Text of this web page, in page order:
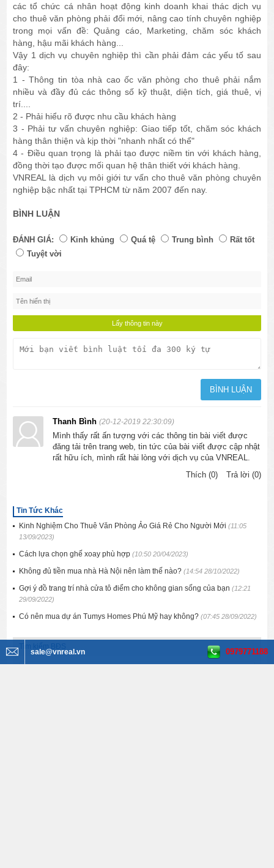
các tổ chức cá nhân hoạt động kinh doanh khai thác dịch vụ
cho thuê văn phòng phải đổi mới, nâng cao tính chuyên nghiệp
trong mọi vấn đề: Quảng cáo, Marketing, chăm sóc khách
hàng, hậu mãi khách hàng...
Vậy 1 dịch vụ chuyên nghiệp thì cần phải đảm các yếu tố sau
đây:
1 - Thông tin tòa nhà cao ốc văn phòng cho thuê phải nắm
nhiều và đầy đủ các thông số kỹ thuật, diện tích, giá thuê, vị
trí....
2 - Phải hiểu rõ được nhu cầu khách hàng
3 - Phải tư vấn chuyên nghiệp: Giao tiếp tốt, chăm sóc khách
hàng thân thiện và kịp thời "nhanh nhất có thể"
4 - Điều quan trọng là phải tạo được niềm tin với khách hàng,
đồng thời tạo được mối quan hệ thân thiết với khách hàng.
VNREAL là dịch vụ môi giới tư vấn cho thuê văn phòng chuyên
nghiệp bậc nhất tại TPHCM từ năm 2007 đến nay.
BÌNH LUẬN
ĐÁNH GIÁ: Kinh khủng Quá tệ Trung bình
Rất tốt
Tuyệt vời
Thanh Bình(20-12-2019 22:30:09)
Mình thấy rất ấn tượng với các thông tin bài viết được
đăng tải trên trang web, tin tức của bài viết được cập nhật
rất hữu ích, mình rất hài lòng với dịch vụ của VNREAL.
Thích (0)
Trả lời (0)
Tin Tức Khác
Kinh Nghiệm Cho Thuê Văn Phòng Ảo Giá Rẻ Cho Người Mới(11:05
13/09/2023)
Cách lựa chọn ghế xoay phù hợp(10:50 20/04/2023)
Không đủ tiền mua nhà Hà Nội nên làm thế nào?(14:54 28/10/2022)
Gợi ý đồ trang trí nhà cửa tô điểm cho không gian sống của bạn(12:21
29/09/2022)
Có nên mua dự án Tumys Homes Phú Mỹ hay không?(07:45 28/09/2022)
sale@vnreal.vn 0979771188